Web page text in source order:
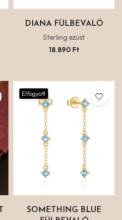
DIANA FÜLBEVALÓ
Sterling ezüst
18.890 Ft
Elfogyott
SOMETHING BLUE